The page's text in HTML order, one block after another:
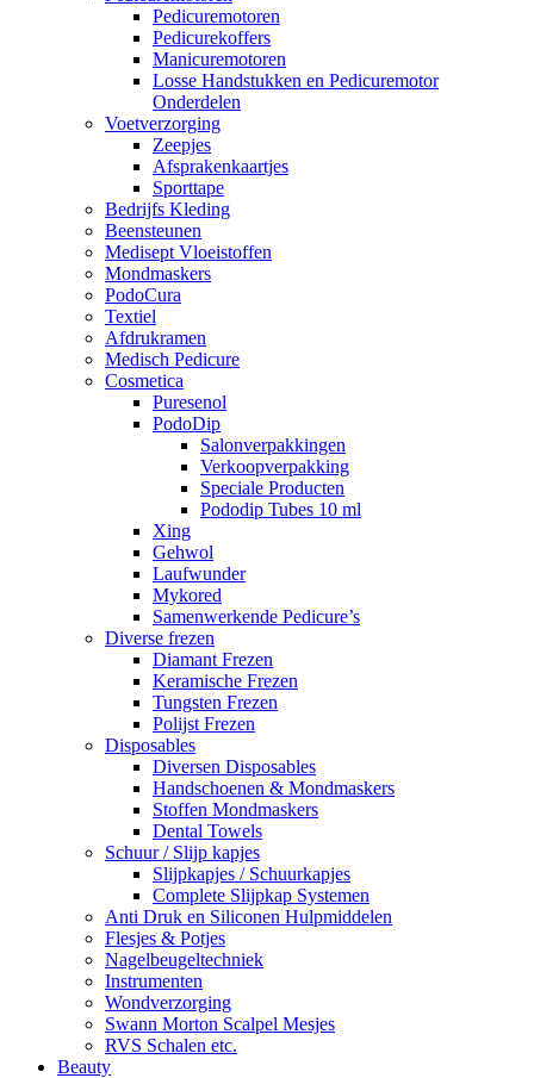
Pedicuremotoren
Pedicurekoffers
Manicuremotoren
Losse Handstukken en Pedicuremotor
Onderdelen
Voetverzorging
Zeepjes
Afsprakenkaartjes
Sporttape
Bedrijfs Kleding
Beensteunen
Medisept Vloeistoffen
Mondmaskers
PodoCura
Textiel
Afdrukramen
Medisch Pedicure
Cosmetica
Puresenol
PodoDip
Salonverpakkingen
Verkoopverpakking
Speciale Producten
Pododip Tubes 10 ml
Xing
Gehwol
Laufwunder
Mykored
Samenwerkende Pedicure’s
Diverse frezen
Diamant Frezen
Keramische Frezen
Tungsten Frezen
Polijst Frezen
Disposables
Diversen Disposables
Handschoenen & Mondmaskers
Stoffen Mondmaskers
Dental Towels
Schuur / Slijp kapjes
Slijpkapjes / Schuurkapjes
Complete Slijpkap Systemen
Anti Druk en Siliconen Hulpmiddelen
Flesjes & Potjes
Nagelbeugeltechniek
Instrumenten
Wondverzorging
Swann Morton Scalpel Mesjes
RVS Schalen etc.
Beauty